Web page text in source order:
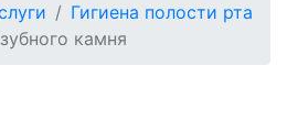
Гигиена полости рта
камня